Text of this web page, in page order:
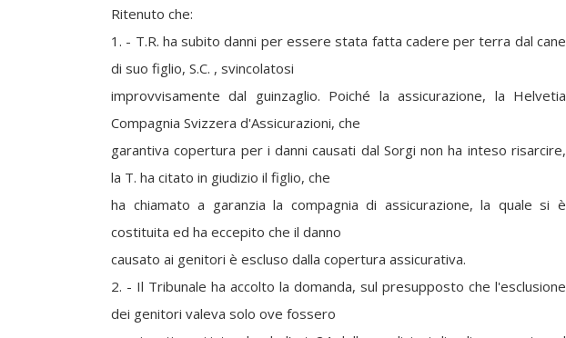
Ritenuto che:
1. - T.R. ha subito danni per essere stata fatta cadere per terra dal cane
di suo figlio, S.C. , svincolatosi
improvvisamente dal guinzaglio. Poiché la assicurazione, la Helvetia
Compagnia Svizzera d'Assicurazioni, che
garantiva copertura per i danni causati dal Sorgi non ha inteso risarcire,
la T. ha citato in giudizio il figlio, che
ha chiamato a garanzia la compagnia di assicurazione, la quale si è
costituita ed ha eccepito che il danno
causato ai genitori è escluso dalla copertura assicurativa.
2. - Il Tribunale ha accolto la domanda, sul presupposto che l'esclusione
dei genitori valeva solo ove fossero